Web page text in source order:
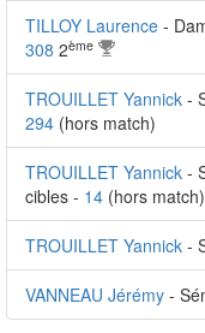
TILLOY Laurence -
308 2ème
TROUILLET Yannick -
294 (hors match)
TROUILLET Yannick -
cibles - 14 (hors match)
TROUILLET Yannick -
VANNEAU Jérémy -